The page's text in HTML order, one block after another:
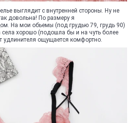
выглядит с внутренней стороны. Ну не
довольна! По размеру я
На мои обьемы (под грудью 79, грудь 90)
хорошо (подошла бы и на чуть более
удлинителя ощущается комфортно.